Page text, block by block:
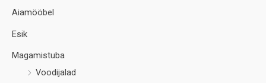
Aiamööbel
Esik
Magamistuba
Voodijalad